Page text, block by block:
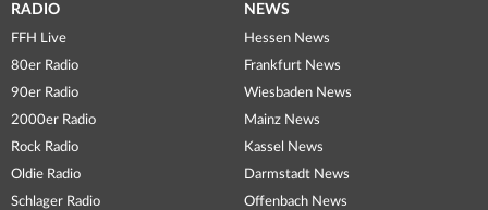
RADIO
FFH Live
80er Radio
90er Radio
2000er Radio
Rock Radio
Oldie Radio
Schlager Radio
NEWS
Hessen News
Frankfurt News
Wiesbaden News
Mainz News
Kassel News
Darmstadt News
Offenbach News